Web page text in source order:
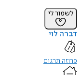
לשמור לי
דברה לוי
פרוזה תרגום